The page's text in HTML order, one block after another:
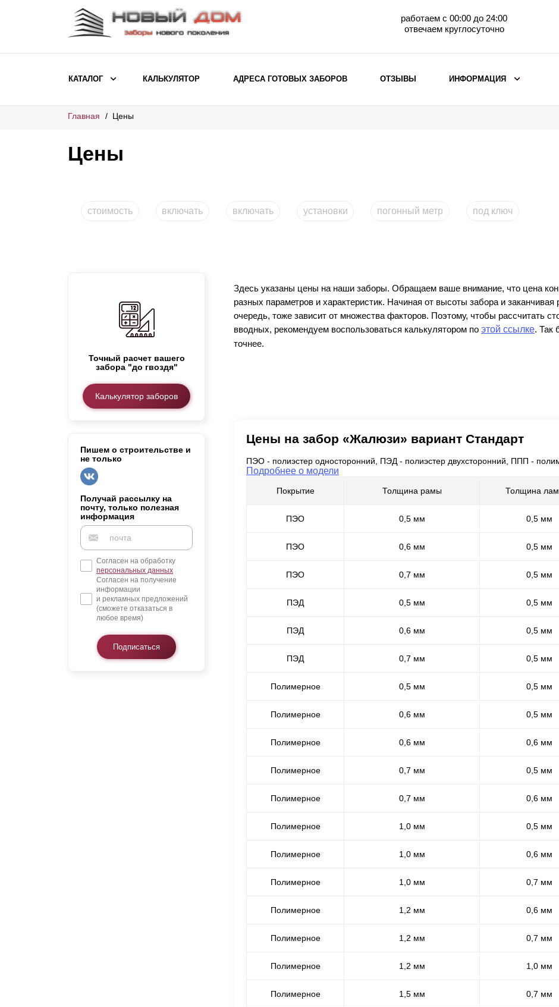
работаем с 00:00 до 24:00
отвечаем круглосуточно
КАТАЛОГ
ВЫБОР ПО МОДЕЛИ
Заборы Хай-тек
Заборы и ограждения для школ
Забор на участок 10 соток
Заборы и ограждения для дома
Металлические заборы
Горизонтальные заборы
Высокие заборы
Красивые, дизайнерские заборы
КАЛЬКУЛЯТОР АДРЕСА ГОТОВЫХ ЗАБОРОВ ОТЗЫВЫ ИНФОРМАЦИЯ
Главная Цены
Цены
стоимость включать включать установки погонный метр под ключ
Точный расчет вашего
забора "до гвоздя"
Калькулятор заборов
Пишем о строительстве и
не только
Получай рассылку на
почту, только полезная
информация
Согласен на обработку
персональных данных
Согласен на получение
информации
и рекламных предложений
(сможете отказаться в
любое время)
Подписаться
Здесь указаны цены на наши заборы. Обращаем ваше внимание, что цена
разных параметров и характеристик. Начиная от высоты забора и
очередь, тоже зависит от множества факторов. Поэтому, чтобы рассчитать
вводных, рекомендуем воспользоваться калькулятором по этой ссылке. Так
точнее.
Цены на забор «Жалюзи» вариант Стандарт
ПЭО - полиэстер односторонний, ПЭД - полиэстер двухсторонний, ППП -
Подробнее о модели
Покрытие Толщина рамы Толщина
ПЭО 0,5 мм 0,5 мм
ПЭО 0,6 мм 0,5 мм
ПЭО 0,7 мм 0,5 мм
ПЭД 0,5 мм 0,5 мм
ПЭД 0,6 мм 0,5 мм
ПЭД 0,7 мм 0,5 мм
Полимерное 0,5 мм 0,5 мм
Полимерное 0,6 мм 0,5 мм
Полимерное 0,6 мм 0,6 мм
Полимерное 0,7 мм 0,5 мм
Полимерное 0,7 мм 0,6 мм
Полимерное 1,0 мм 0,5 мм
Полимерное 1,0 мм 0,6 мм
Полимерное 1,0 мм 0,7 мм
Полимерное 1,2 мм 0,6 мм
Полимерное 1,2 мм 0,7 мм
Полимерное 1,2 мм 1,0 мм
Полимерное 1,5 мм 0,7 мм